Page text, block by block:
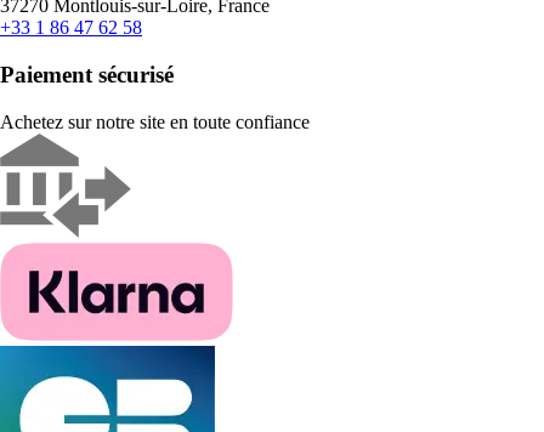
37270 Montlouis-sur-Loire, France
+33 1 86 47 62 58
Paiement sécurisé
Achetez sur notre site en toute confiance